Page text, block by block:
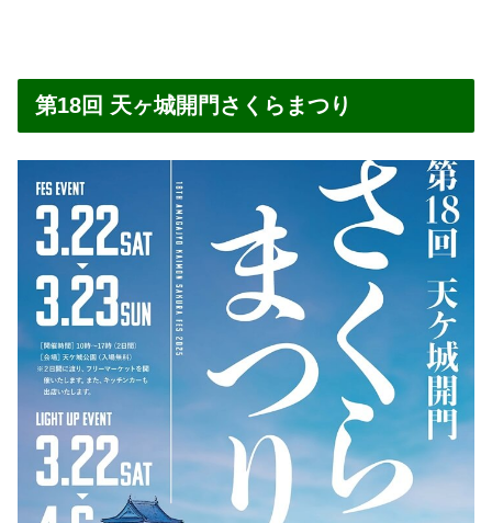
第18回 天ヶ城開門さくらまつり